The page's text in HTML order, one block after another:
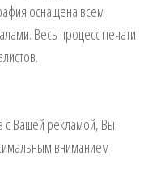
оснащена всем
Весь процесс печати
с Вашей рекламой, Вы
вниманием